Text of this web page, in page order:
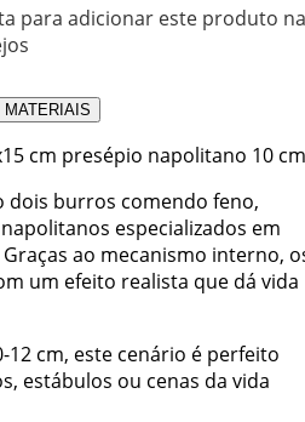
para adicionar este produto na
MATERIAIS
cm presépio napolitano 10
dois burros comendo feno,
especializados em
ao mecanismo interno,
um efeito realista que dá vida
12 cm, este cenário é perfeito
estábulos ou cenas da vida